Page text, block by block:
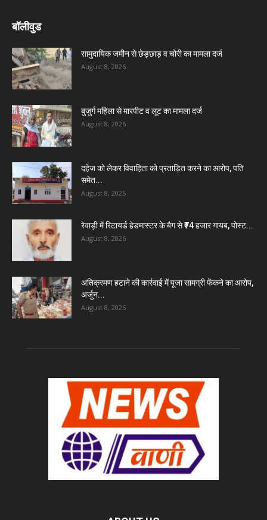
बॉलीवुड
सामुदायिक जमीन से छेड़छाड़ व चोरी का मामला दर्ज
August 8, 2026
बुजुर्ग महिला से मारपीट व लूट का मामला दर्ज
August 8, 2026
दहेज को लेकर विवाहिता को प्रताड़ित करने का आरोप, पति
समेत...
August 8, 2026
रेवाड़ी में रिटायर्ड हेडमास्टर के बैग से ₹74 हजार गायब, पोस्ट...
August 8, 2026
अतिक्रमण हटाने की कार्रवाई में पूजा सामग्री फेंकने का आरोप,
अर्जुन...
August 8, 2026